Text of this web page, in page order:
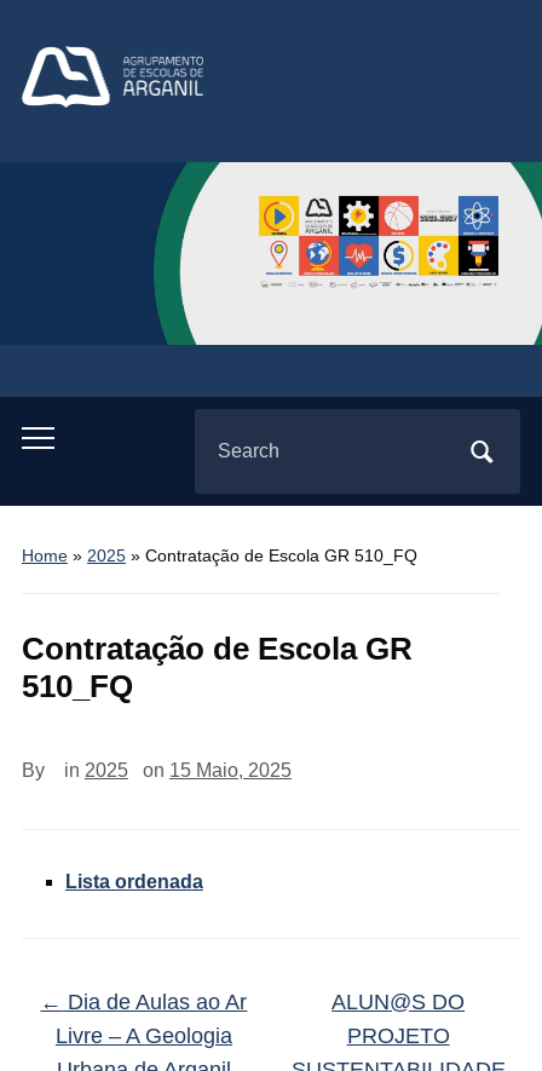
Toggle
menu
for:
Home» 2025» Contratação de Escola GR 510_FQ
Contratação de Escola GR
510_FQ
By in 2025 on 15 Maio, 2025
Lista ordenada
← Dia de Aulas ao Ar
Livre – A Geologia
ALUN@S DO
PROJETO